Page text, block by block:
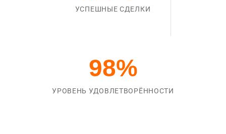
УСПЕШНЫЕ СДЕЛКИ
98%
УРОВЕНЬ УДОВЛЕТВОРЁННОСТИ